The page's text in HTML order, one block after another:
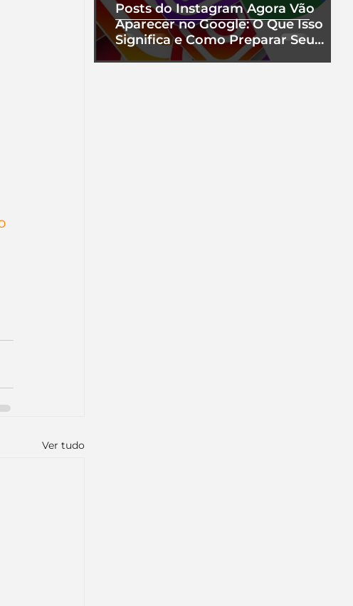
Posts do Instagram Agora Vão
Aparecer no Google: O Que Isso
Significa e Como Preparar Seu
Perfil
Ver tudo